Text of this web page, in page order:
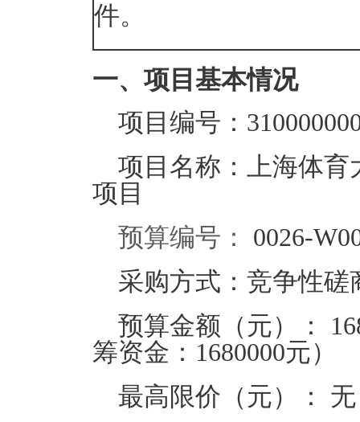
件。
一、项目基本情况
项目编号：
项目名称：
上海体
项目
预算编号：
0026-
采购方式：竞争性磋
预算金额（元）：
筹资金：1680000元）
最高限价（元）： 无